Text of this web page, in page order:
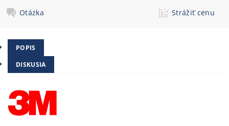
Otázka
Strážiť cenu
POPIS
DISKUSIA